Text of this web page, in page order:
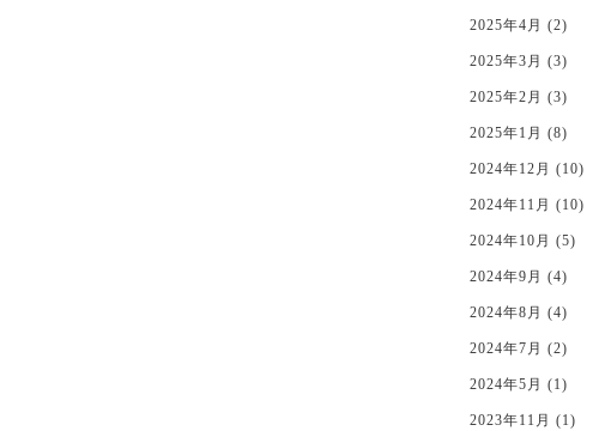
2025年4月 (2)
2025年3月 (3)
2025年2月 (3)
2025年1月 (8)
2024年12月 (10)
2024年11月 (10)
2024年10月 (5)
2024年9月 (4)
2024年8月 (4)
2024年7月 (2)
2024年5月 (1)
2023年11月 (1)